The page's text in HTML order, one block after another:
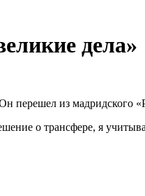
дела»
перешел из мадридского
о трансфере, я